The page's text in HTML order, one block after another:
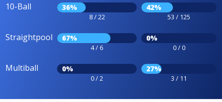
10-Ball 36%
8 / 22
42%
53 / 125
Straightpool 67%
4 / 6
0%
0 / 0
Multiball 0%
0 / 2
27%
3 / 11